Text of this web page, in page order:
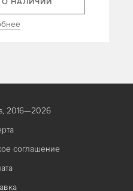
2016—2026
соглашение